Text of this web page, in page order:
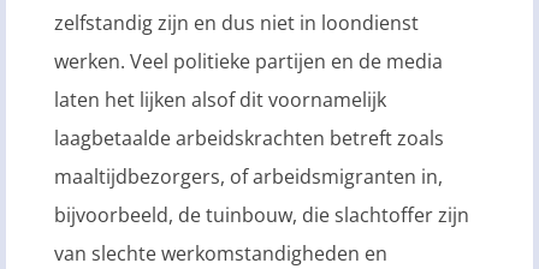
zelfstandig zijn en dus niet in loondienst
werken. Veel politieke partijen en de media
laten het lijken alsof dit voornamelijk
laagbetaalde arbeidskrachten betreft zoals
maaltijdbezorgers, of arbeidsmigranten in,
bijvoorbeeld, de tuinbouw, die slachtoffer zijn
van slechte werkomstandigheden en